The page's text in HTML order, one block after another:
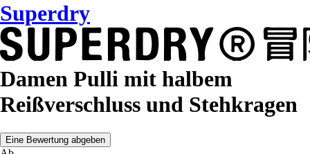
Superdry
Damen Pulli mit halbem
Reißverschluss und Stehkragen
Eine Bewertung abgeben